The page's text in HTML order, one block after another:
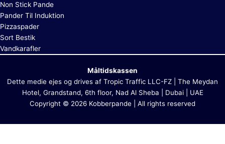
Non Stick Pande
Pander Til Induktion
Pizzaspader
Sort Bestik
Vandkarafler
Måltidskassen
Dette medie ejes og drives af Tropic Traffic LLC-FZ | The Meydan
Hotel, Grandstand, 6th floor, Nad Al Sheba | Dubai | UAE
Copyright © 2026 Kobberpande | All rights reserved